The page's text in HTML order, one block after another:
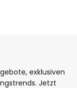
exklusiven
Jetzt